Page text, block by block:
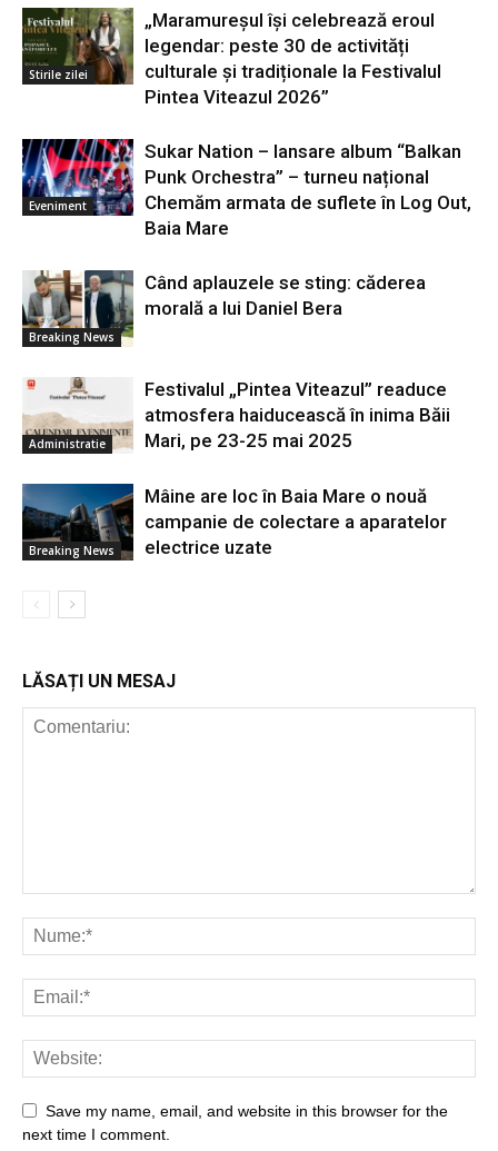
Stirile zilei
„Maramureșul își celebrează eroul
legendar: peste 30 de activități
culturale și tradiționale la Festivalul
Pintea Viteazul 2026”
Eveniment
Sukar Nation – lansare album “Balkan
Punk Orchestra” – turneu național
Chemăm armata de suflete în Log Out,
Baia Mare
Breaking News
Când aplauzele se sting: căderea
morală a lui Daniel Bera
Administratie
Festivalul „Pintea Viteazul” readuce
atmosfera haiducească în inima Băii
Mari, pe 23-25 mai 2025
Breaking News
Mâine are loc în Baia Mare o nouă
campanie de colectare a aparatelor
electrice uzate
LĂSAȚI UN MESAJ
Save my name, email, and website in this browser for the
next time I comment.